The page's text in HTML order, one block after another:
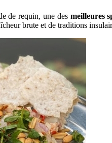
de requin, une des meilleures
brute et de traditions